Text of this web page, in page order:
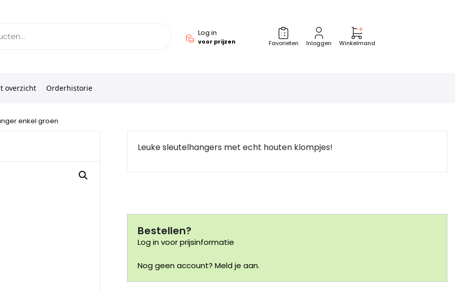
Log in
voor prijzen Favorieten Inloggen Winkelmand
overzicht Orderhistorie
enkel groen
Leuke sleutelhangers met echt houten klompjes!
Bestellen?
Log in voor prijsinformatie
Nog geen account? Meld je aan.